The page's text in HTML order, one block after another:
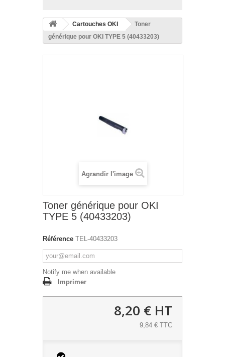
Cartouches OKI
Toner
générique pour OKI TYPE 5 (40433203)
Agrandir l'image
Toner générique pour OKI
TYPE 5 (40433203)
Référence TEL-40433203
Notify me when available
Imprimer
8,20 € HT
9,84 € TTC